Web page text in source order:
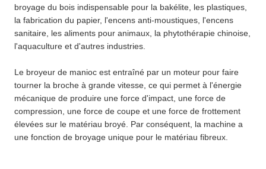
broyage du bois indispensable pour la bakélite, les plastiques,
la fabrication du papier, l'encens anti-moustiques, l'encens
sanitaire, les aliments pour animaux, la phytothérapie chinoise,
l'aquaculture et d'autres industries.
Le broyeur de manioc est entraîné par un moteur pour faire
tourner la broche à grande vitesse, ce qui permet à l'énergie
mécanique de produire une force d'impact, une force de
compression, une force de coupe et une force de frottement
élevées sur le matériau broyé. Par conséquent, la machine a
une fonction de broyage unique pour le matériau fibreux.